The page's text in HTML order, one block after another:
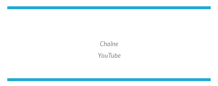
Chaîne
YouTube